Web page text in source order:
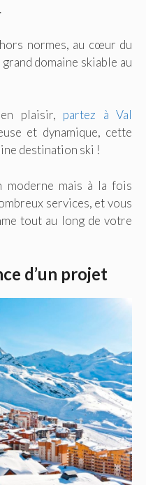
normes, au cœur du
domaine skiable au
plaisir, partez à Val
et dynamique, cette
destination ski !
mais à la fois
services, et vous
tout au long de votre
d’un projet